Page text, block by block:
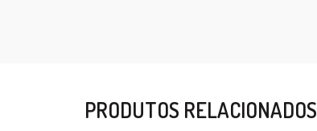
PRODUTOS RELACIONADOS